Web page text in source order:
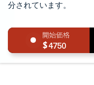
分されています。
4750